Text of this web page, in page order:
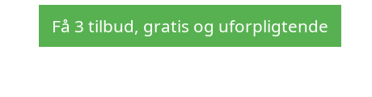
Få 3 tilbud, gratis og uforpligtende